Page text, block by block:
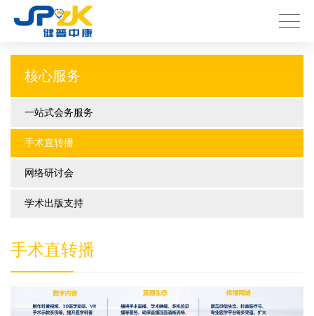
首页 > 手术直转播
核心服务
一站式会务服务
手术直转播
网络研讨会
学术出版支持
手术直转播